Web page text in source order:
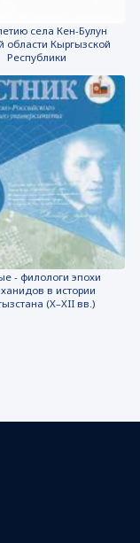
села Кен-Булун
области Кыргызской
Республики
- филологи эпохи
в истории
(X–XII вв.)